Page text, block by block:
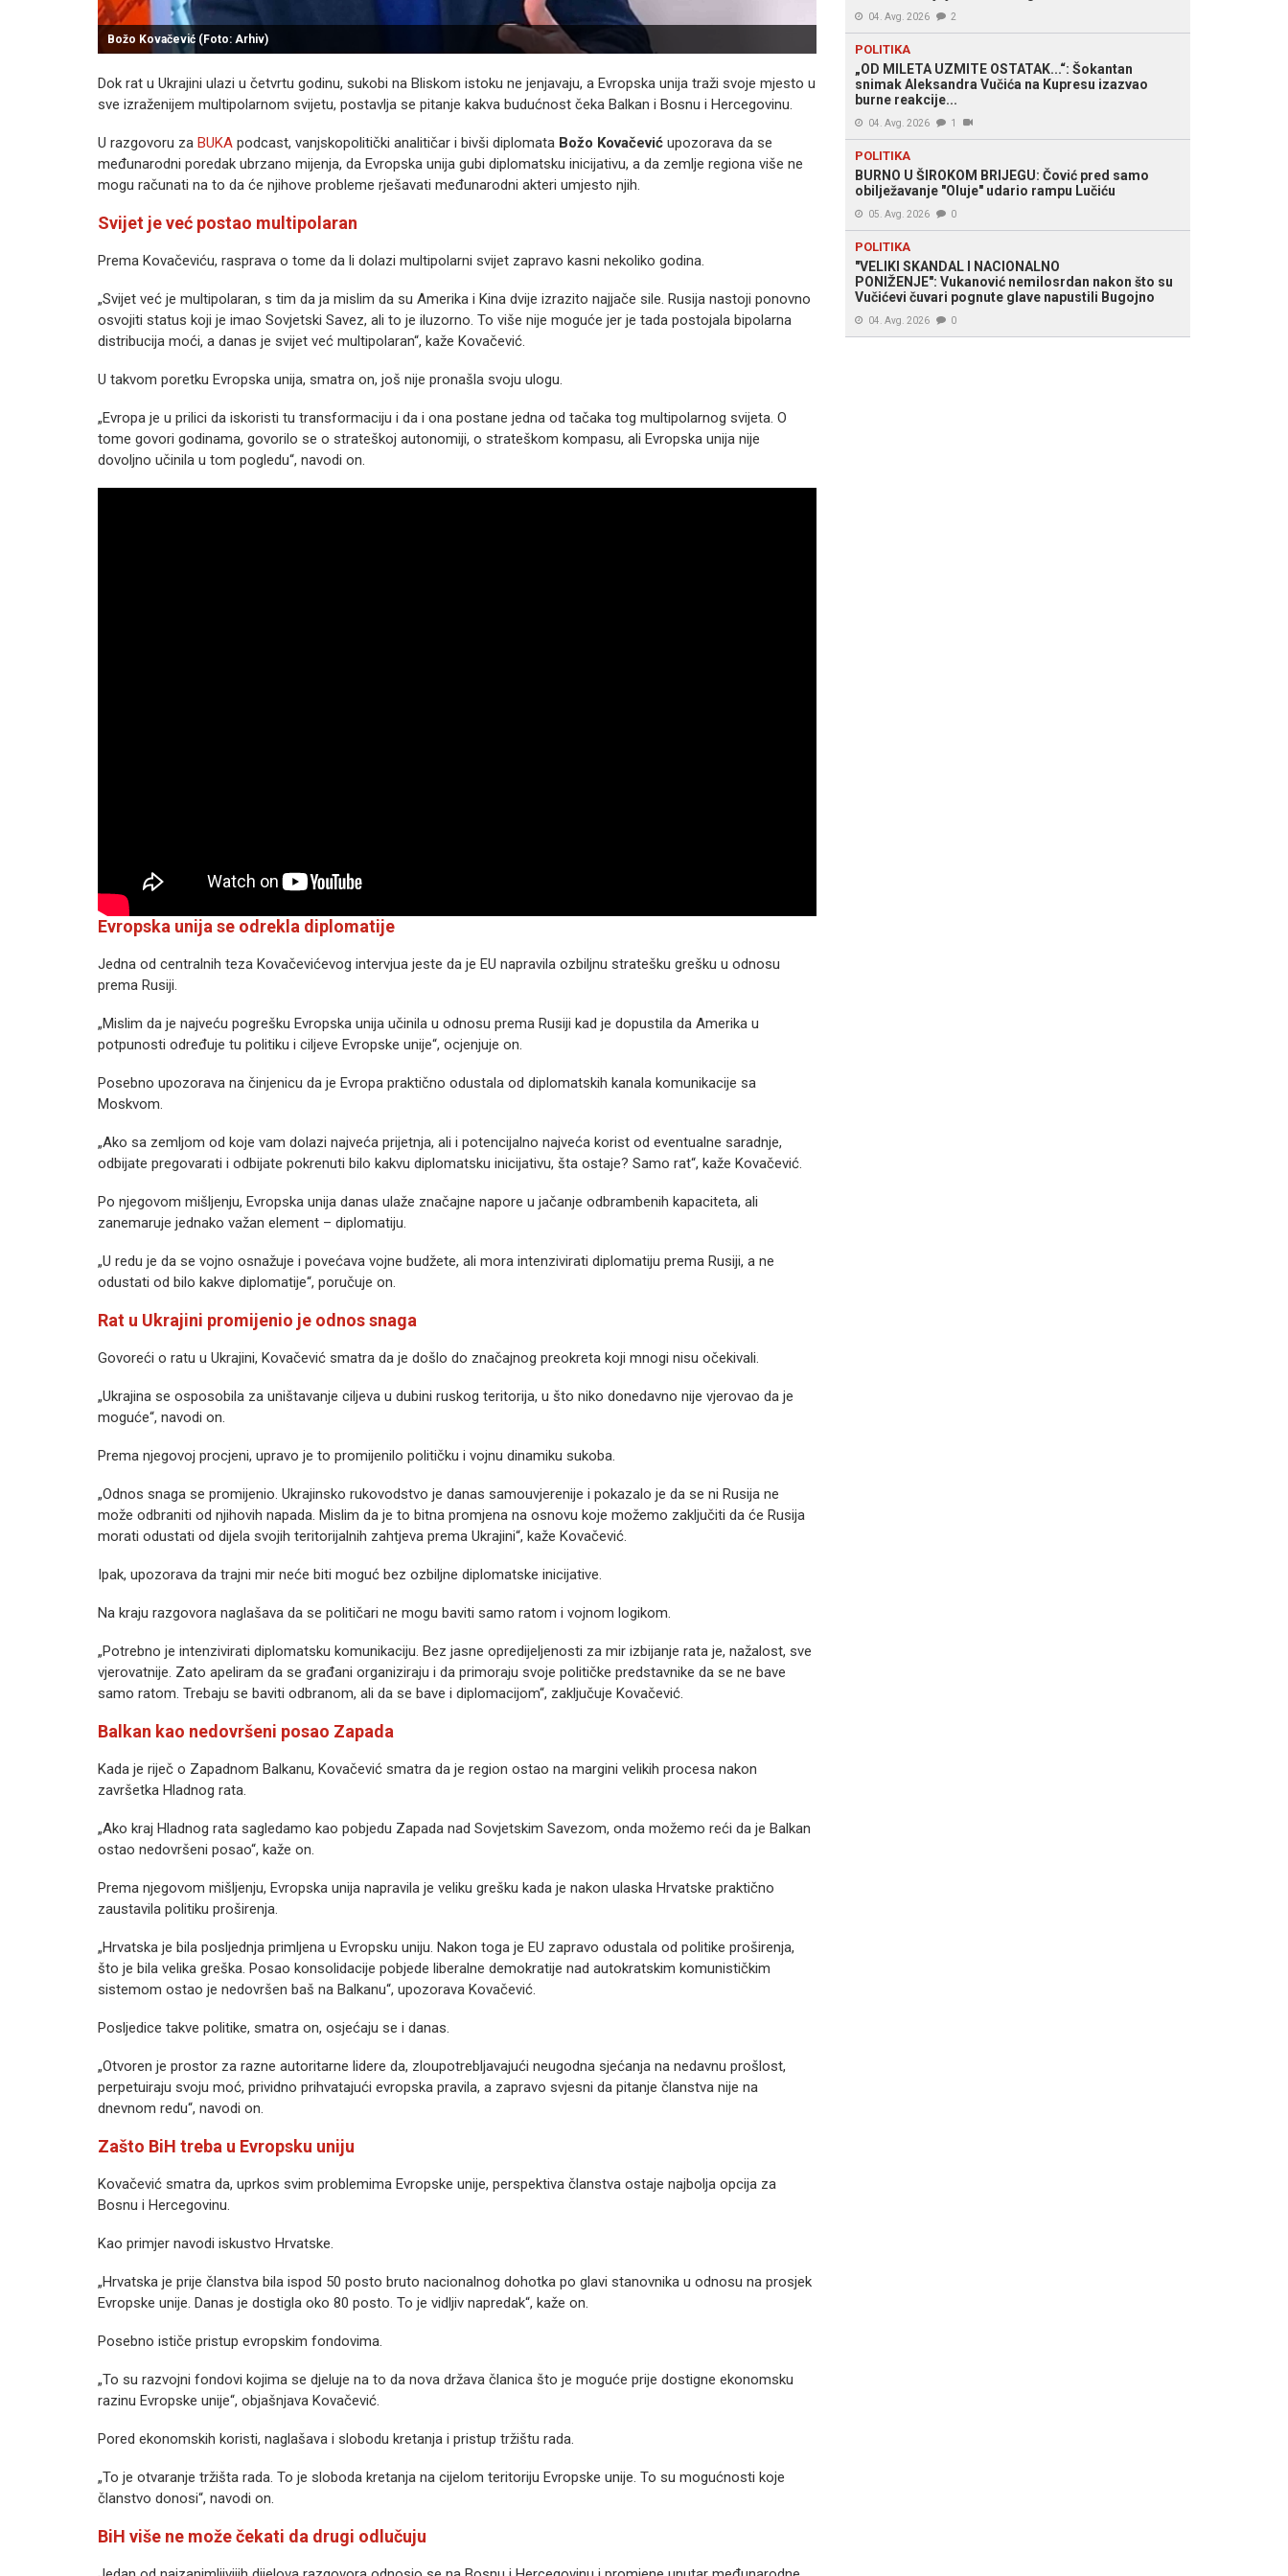
Božo Kovačević (Foto: Arhiv)
Dok rat u Ukrajini ulazi u četvrtu godinu, sukobi na Bliskom istoku ne jenjavaju, a Evropska unija traži svoje mjesto u
sve izraženijem multipolarnom svijetu, postavlja se pitanje kakva budućnost čeka Balkan i Bosnu i Hercegovinu.
U razgovoru za BUKA podcast, vanjskopolitički analitičar i bivši diplomata Božo Kovačević upozorava da se
međunarodni poredak ubrzano mijenja, da Evropska unija gubi diplomatsku inicijativu, a da zemlje regiona više ne
mogu računati na to da će njihove probleme rješavati međunarodni akteri umjesto njih.
Svijet je već postao multipolaran
Prema Kovačeviću, rasprava o tome da li dolazi multipolarni svijet zapravo kasni nekoliko godina.
„Svijet već je multipolaran, s tim da ja mislim da su Amerika i Kina dvije izrazito najjače sile. Rusija nastoji ponovno
osvojiti status koji je imao Sovjetski Savez, ali to je iluzorno. To više nije moguće jer je tada postojala bipolarna
distribucija moći, a danas je svijet već multipolaran“, kaže Kovačević.
U takvom poretku Evropska unija, smatra on, još nije pronašla svoju ulogu.
„Evropa je u prilici da iskoristi tu transformaciju i da i ona postane jedna od tačaka tog multipolarnog svijeta. O
tome govori godinama, govorilo se o strateškoj autonomiji, o strateškom kompasu, ali Evropska unija nije
dovoljno učinila u tom pogledu“, navodi on.
Evropska unija se odrekla diplomatije
Jedna od centralnih teza Kovačevićevog intervjua jeste da je EU napravila ozbiljnu stratešku grešku u odnosu
prema Rusiji.
„Mislim da je najveću pogrešku Evropska unija učinila u odnosu prema Rusiji kad je dopustila da Amerika u
potpunosti određuje tu politiku i ciljeve Evropske unije“, ocjenjuje on.
Posebno upozorava na činjenicu da je Evropa praktično odustala od diplomatskih kanala komunikacije sa
Moskvom.
„Ako sa zemljom od koje vam dolazi najveća prijetnja, ali i potencijalno najveća korist od eventualne saradnje,
odbijate pregovarati i odbijate pokrenuti bilo kakvu diplomatsku inicijativu, šta ostaje? Samo rat“, kaže Kovačević.
Po njegovom mišljenju, Evropska unija danas ulaže značajne napore u jačanje odbrambenih kapaciteta, ali
zanemaruje jednako važan element – diplomatiju.
„U redu je da se vojno osnažuje i povećava vojne budžete, ali mora intenzivirati diplomatiju prema Rusiji, a ne
odustati od bilo kakve diplomatije“, poručuje on.
Rat u Ukrajini promijenio je odnos snaga
Govoreći o ratu u Ukrajini, Kovačević smatra da je došlo do značajnog preokreta koji mnogi nisu očekivali.
„Ukrajina se osposobila za uništavanje ciljeva u dubini ruskog teritorija, u što niko donedavno nije vjerovao da je
moguće“, navodi on.
Prema njegovoj procjeni, upravo je to promijenilo političku i vojnu dinamiku sukoba.
„Odnos snaga se promijenio. Ukrajinsko rukovodstvo je danas samouvjerenije i pokazalo je da se ni Rusija ne
može odbraniti od njihovih napada. Mislim da je to bitna promjena na osnovu koje možemo zaključiti da će Rusija
morati odustati od dijela svojih teritorijalnih zahtjeva prema Ukrajini“, kaže Kovačević.
Ipak, upozorava da trajni mir neće biti moguć bez ozbiljne diplomatske inicijative.
Na kraju razgovora naglašava da se političari ne mogu baviti samo ratom i vojnom logikom.
„Potrebno je intenzivirati diplomatsku komunikaciju. Bez jasne opredijeljenosti za mir izbijanje rata je, nažalost, sve
vjerovatnije. Zato apeliram da se građani organiziraju i da primoraju svoje političke predstavnike da se ne bave
samo ratom. Trebaju se baviti odbranom, ali da se bave i diplomacijom“, zaključuje Kovačević.
Balkan kao nedovršeni posao Zapada
Kada je riječ o Zapadnom Balkanu, Kovačević smatra da je region ostao na margini velikih procesa nakon
završetka Hladnog rata.
„Ako kraj Hladnog rata sagledamo kao pobjedu Zapada nad Sovjetskim Savezom, onda možemo reći da je Balkan
ostao nedovršeni posao“, kaže on.
Prema njegovom mišljenju, Evropska unija napravila je veliku grešku kada je nakon ulaska Hrvatske praktično
zaustavila politiku proširenja.
„Hrvatska je bila posljednja primljena u Evropsku uniju. Nakon toga je EU zapravo odustala od politike proširenja,
što je bila velika greška. Posao konsolidacije pobjede liberalne demokratije nad autokratskim komunističkim
sistemom ostao je nedovršen baš na Balkanu“, upozorava Kovačević.
Posljedice takve politike, smatra on, osjećaju se i danas.
„Otvoren je prostor za razne autoritarne lidere da, zloupotrebljavajući neugodna sjećanja na nedavnu prošlost,
perpetuiraju svoju moć, prividno prihvatajući evropska pravila, a zapravo svjesni da pitanje članstva nije na
dnevnom redu“, navodi on.
Zašto BiH treba u Evropsku uniju
Kovačević smatra da, uprkos svim problemima Evropske unije, perspektiva članstva ostaje najbolja opcija za
Bosnu i Hercegovinu.
Kao primjer navodi iskustvo Hrvatske.
„Hrvatska je prije članstva bila ispod 50 posto bruto nacionalnog dohotka po glavi stanovnika u odnosu na prosjek
Evropske unije. Danas je dostigla oko 80 posto. To je vidljiv napredak“, kaže on.
Posebno ističe pristup evropskim fondovima.
„To su razvojni fondovi kojima se djeluje na to da nova država članica što je moguće prije dostigne ekonomsku
razinu Evropske unije“, objašnjava Kovačević.
Pored ekonomskih koristi, naglašava i slobodu kretanja i pristup tržištu rada.
„To je otvaranje tržišta rada. To je sloboda kretanja na cijelom teritoriju Evropske unije. To su mogućnosti koje
članstvo donosi“, navodi on.
BiH više ne može čekati da drugi odlučuju
04. Avg. 2026 2
POLITIKA
„OD MILETA UZMITE OSTATAK...“: Šokantan
snimak Aleksandra Vučića na Kupresu izazvao
burne reakcije...
04. Avg. 2026 1
POLITIKA
BURNO U ŠIROKOM BRIJEGU: Čović pred samo
obilježavanje "Oluje" udario rampu Lučiću
05. Avg. 2026 0
POLITIKA
"VELIKI SKANDAL I NACIONALNO
PONIŽENJE": Vukanović nemilosrdan nakon što su
Vučićevi čuvari pognute glave napustili Bugojno
04. Avg. 2026 0